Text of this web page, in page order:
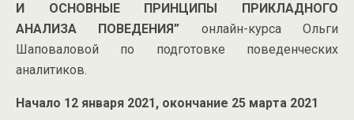
И ОСНОВНЫЕ ПРИНЦИПЫ ПРИКЛАДНОГО
АНАЛИЗА ПОВЕДЕНИЯ” онлайн-курса Ольги
Шаповаловой по подготовке поведенческих
аналитиков.
Начало 12 января 2021, окончание 25 марта 2021